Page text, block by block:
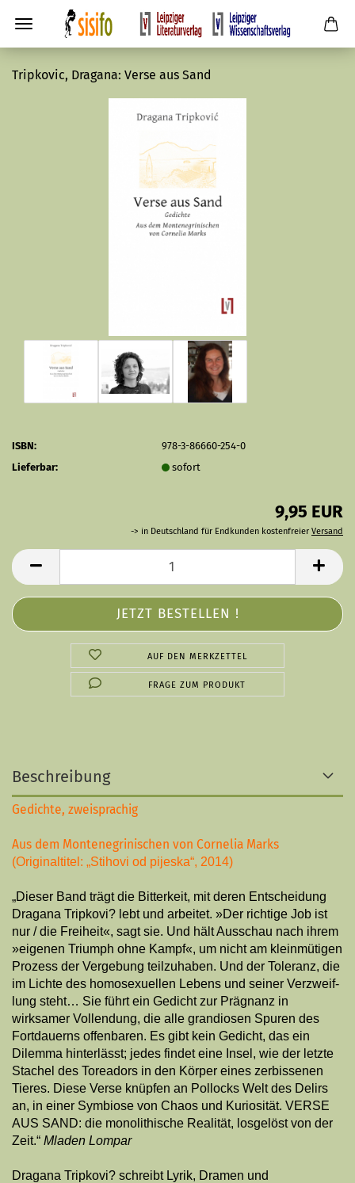
Tripkovic, Dragana: Verse aus Sand
ISBN:
978-3-86660-254-0
Lieferbar:
sofort
9,95 EUR
-> in Deutschland für Endkunden kostenfreier Versand
AUF DEN MERKZETTEL
FRAGE ZUM PRODUKT
Beschreibung
Gedichte, zweisprachig
Aus dem Montenegrinischen von Cornelia Marks
(Originaltitel: „Stihovi od pijeska“, 2014)
„Dieser Band trägt die Bitterkeit, mit deren Entscheidung
Dragana Tripkovi? lebt und arbeitet. »Der richtige Job ist
nur / die Freiheit«, sagt sie. Und hält Ausschau nach ihrem
»eigenen Triumph ohne Kampf«, um nicht am kleinmütigen
Prozess der Vergebung teilzuhaben. Und der Toleranz, die
im Lichte des homosexuellen Lebens und seiner Verzweif­
lung steht… Sie führt ein Gedicht zur Prägnanz in
wirksamer Vol­len­dung, die alle grandiosen Spuren des
Fortdauerns offenbaren. Es gibt kein Ge­dicht, das ein
Dilemma hinterlässt; jedes findet eine Insel, wie der letzte
Stachel des Toreadors in den Körper eines zerbissenen
Tieres. Diese Verse knüpfen an Pollocks Welt des Delirs
an, in einer Symbiose von Chaos und Kuriosität. VERSE
AUS SAND: die monolithische Reali­tät, losgelöst von der
Zeit.“ Mladen Lompar
Dragana Tripkovi? schreibt Lyrik, Dramen und